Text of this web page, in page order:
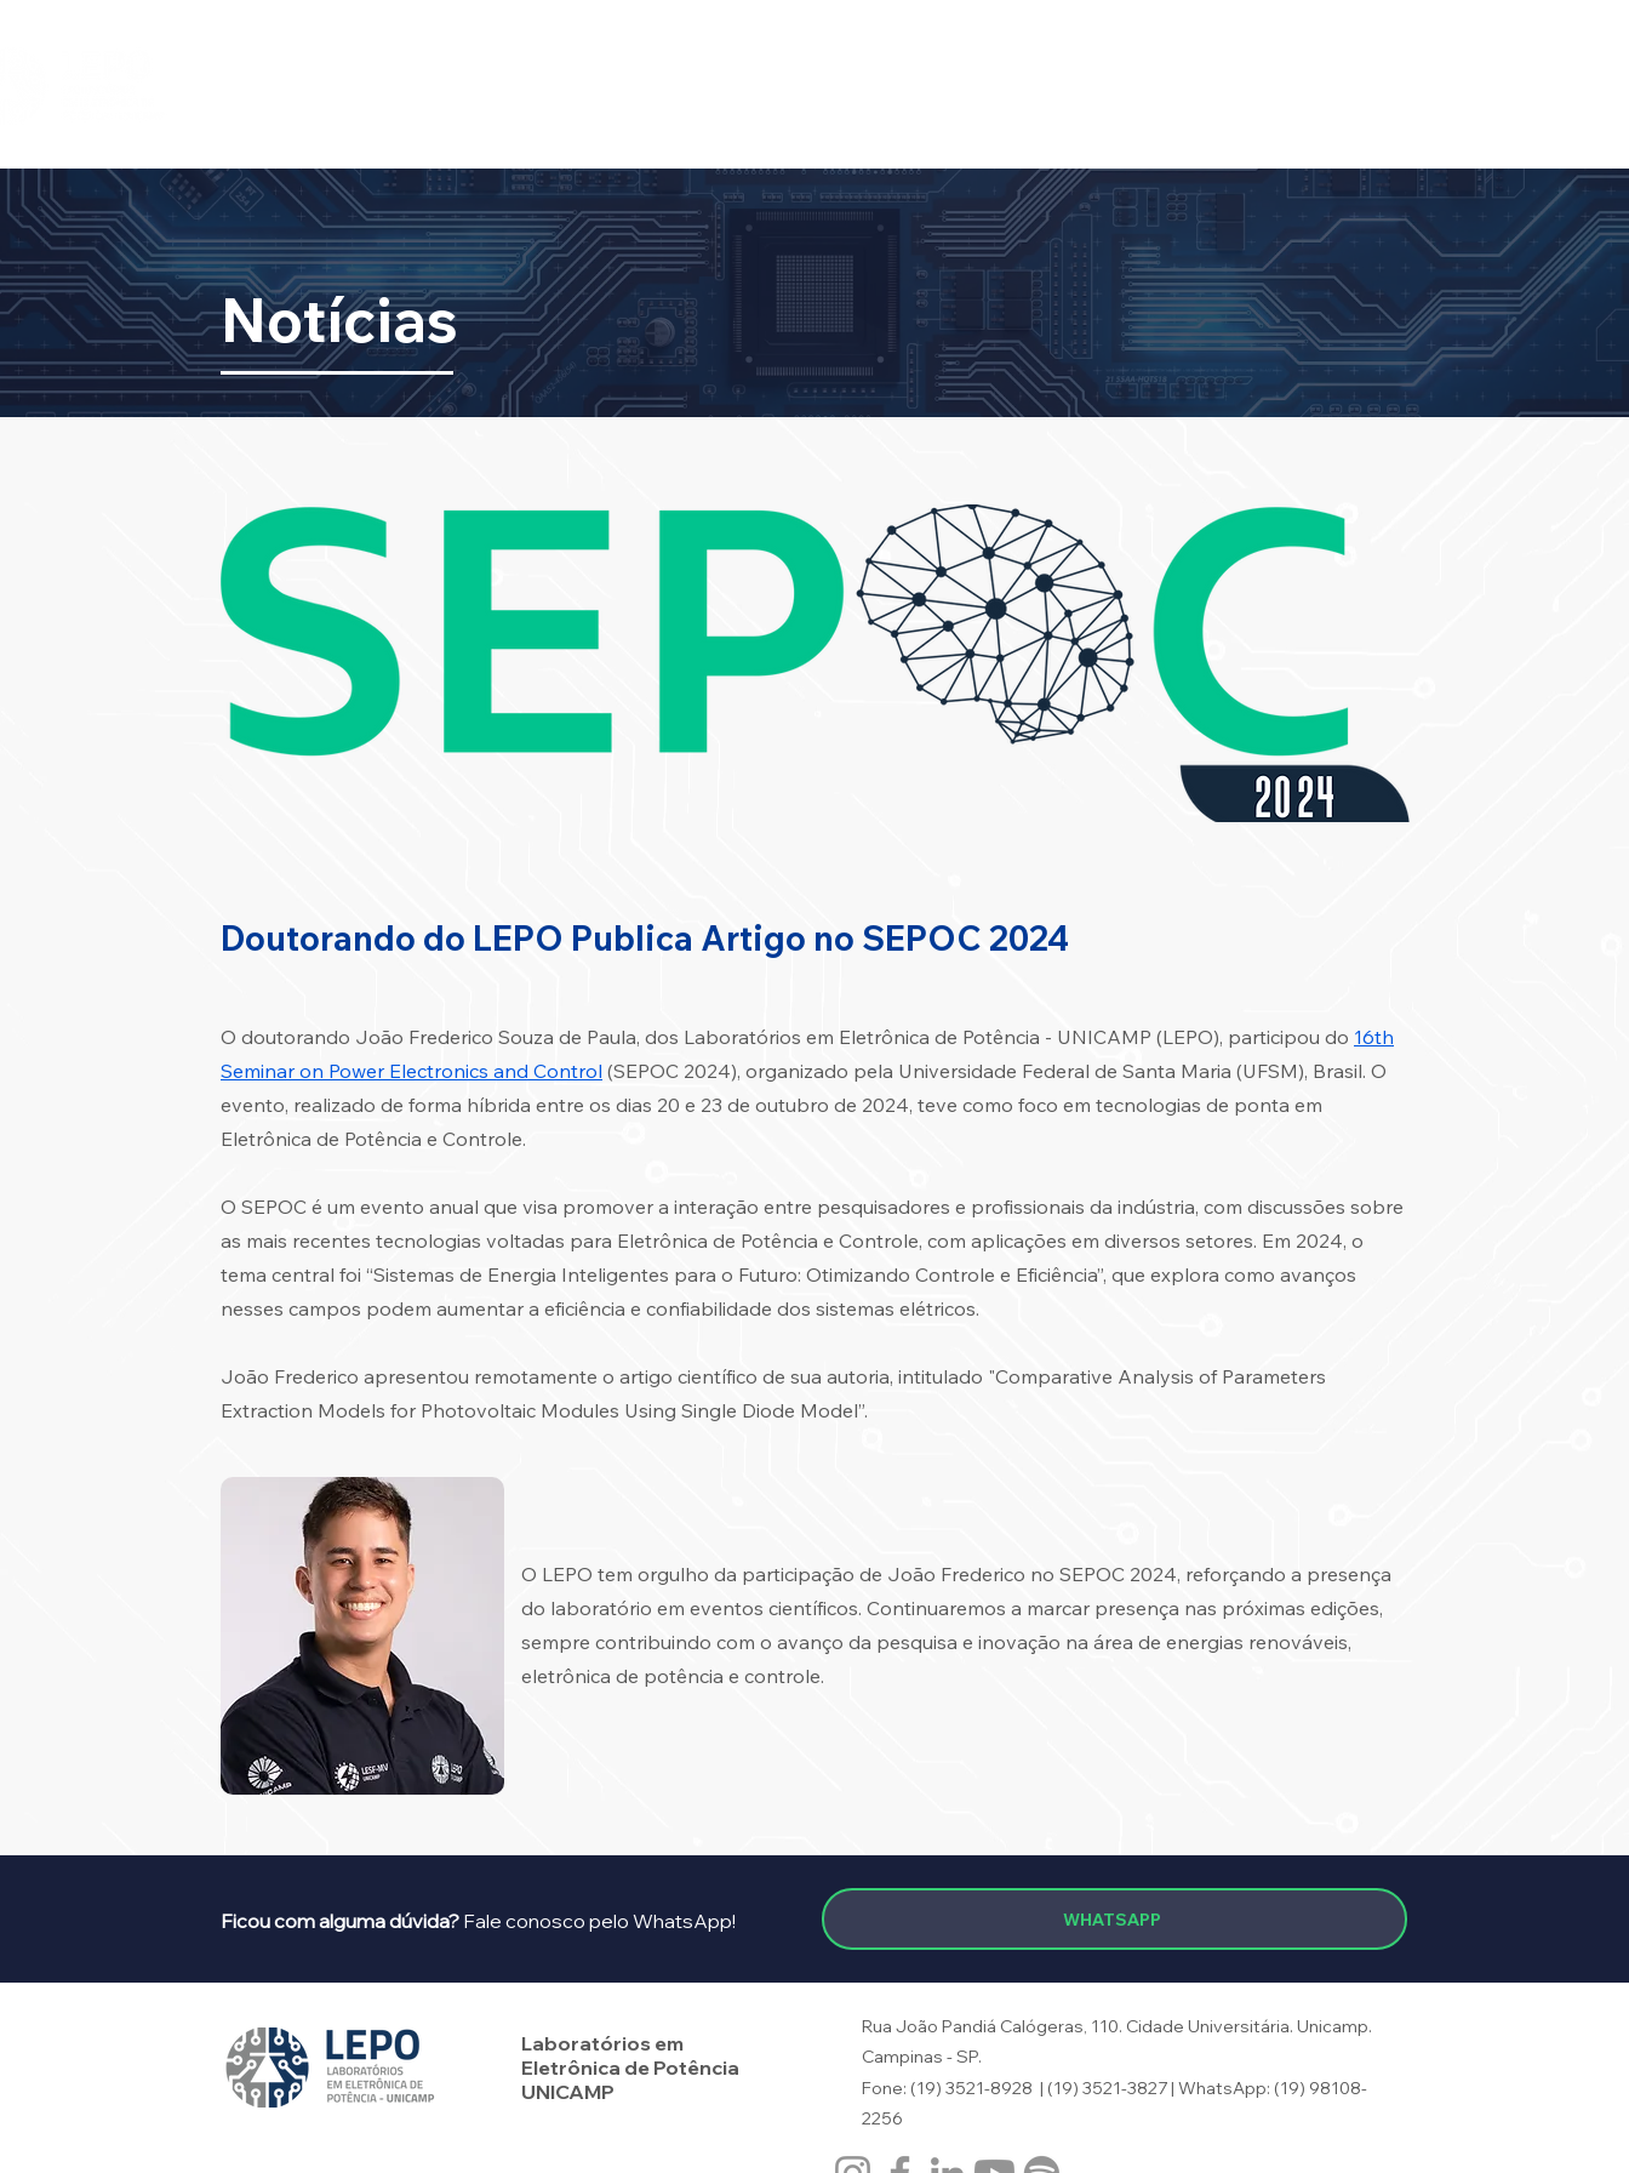
Notícias
Doutorando do LEPO Publica Artigo no SEPOC 2024
O doutorando João Frederico Souza de Paula, dos Laboratórios em Eletrônica de Potência - UNICAMP (LEPO), participou do 16th
Seminar on Power Electronics and Control (SEPOC 2024), organizado pela Universidade Federal de Santa Maria (UFSM), Brasil. O
evento, realizado de forma híbrida entre os dias 20 e 23 de outubro de 2024, teve como foco em tecnologias de ponta em
Eletrônica de Potência e Controle.
O SEPOC é um evento anual que visa promover a interação entre pesquisadores e profissionais da indústria, com discussões sobre
as mais recentes tecnologias voltadas para Eletrônica de Potência e Controle, com aplicações em diversos setores. Em 2024, o
tema central foi “Sistemas de Energia Inteligentes para o Futuro: Otimizando Controle e Eficiência”, que explora como avanços
nesses campos podem aumentar a eficiência e confiabilidade dos sistemas elétricos.
João Frederico apresentou remotamente o artigo científico de sua autoria, intitulado "Comparative Analysis of Parameters
Extraction Models for Photovoltaic Modules Using Single Diode Model”.
O LEPO tem orgulho da participação de João Frederico no SEPOC 2024, reforçando a presença
do laboratório em eventos científicos. Continuaremos a marcar presença nas próximas edições,
sempre contribuindo com o avanço da pesquisa e inovação na área de energias renováveis,
eletrônica de potência e controle.
Ficou com alguma dúvida? Fale conosco pelo WhatsApp! WHATSAPP
Laboratórios em
Eletrônica de Potência
UNICAMP
Rua João Pandiá Calógeras, 110. Cidade Universitária. Unicamp.
Campinas - SP.
Fone: (19) 3521-8928 | (19) 3521-3827 | WhatsApp: (19) 98108-
2256